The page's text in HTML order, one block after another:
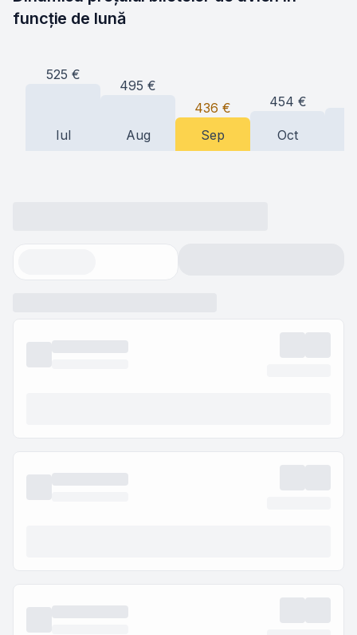
funcție de lună
525 €
Iul
495 €
Aug
436 €
Sep
454 €
Oct